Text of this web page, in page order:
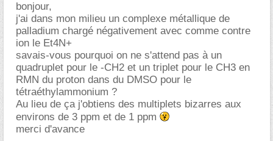
bonjour,
j'ai dans mon milieu un complexe métallique de
palladium chargé négativement avec comme contre
ion le Et4N+
savais-vous pourquoi on ne s'attend pas à un
quadruplet pour le -CH2 et un triplet pour le CH3 en
RMN du proton dans du DMSO pour le
tétraéthylammonium ?
Au lieu de ça j'obtiens des multiplets bizarres aux
environs de 3 ppm et de 1 ppm
merci d'avance